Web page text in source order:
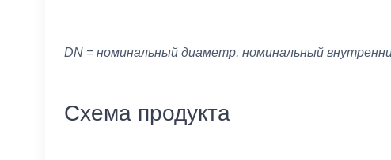
DN = номинальный диаметр, номинальный
Схема продукта